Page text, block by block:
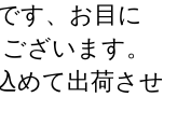
す、お目に
ざいます。
めて出荷させ